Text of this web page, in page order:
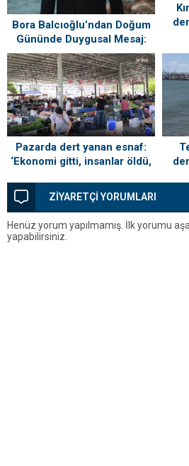
Bora Balcıoğlu’ndan Doğum
Gününde Duygusal Mesaj:
“Silivri’mi Çok Özlüyorum”
Pazarda dert yanan esnaf:
‘Ekonomi gitti, insanlar öldü,
lazım’
ZİYARETÇİ YORUMLARI
Henüz yorum yapılmamış. İlk yorumu
yapabilirsiniz.